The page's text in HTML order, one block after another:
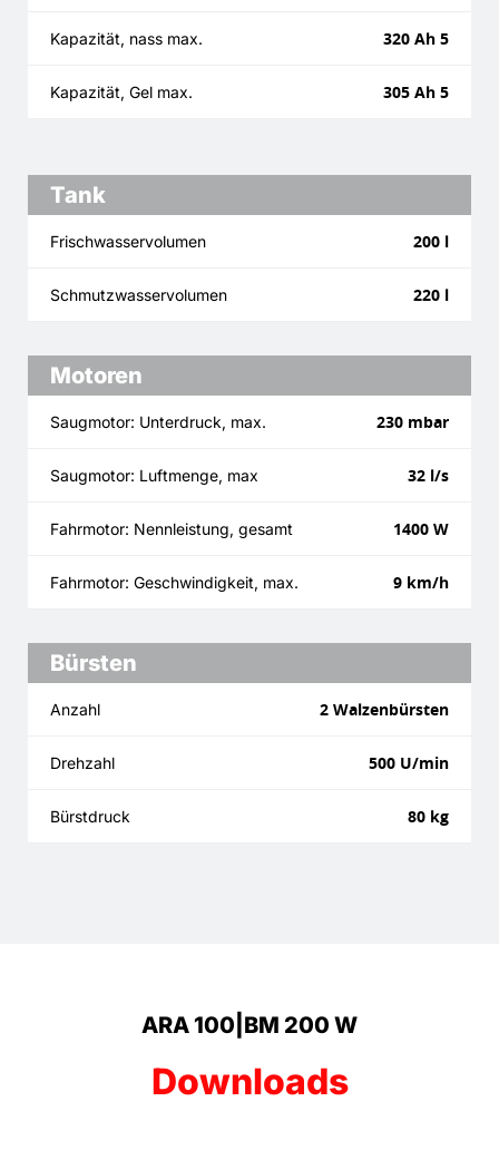
Kapazität, nass max. 320 Ah 5
Kapazität, Gel max. 305 Ah 5
Tank
Frischwasservolumen 200 l
Schmutzwasservolumen 220 l
Motoren
Saugmotor: Unterdruck, max. 230 mbar
Saugmotor: Luftmenge, max 32 l/s
Fahrmotor: Nennleistung, gesamt 1400 W
Fahrmotor: Geschwindigkeit, max. 9 km/h
Bürsten
Anzahl 2 Walzenbürsten
Drehzahl 500 U/min
Bürstdruck 80 kg
ARA 100|BM 200 W
Downloads